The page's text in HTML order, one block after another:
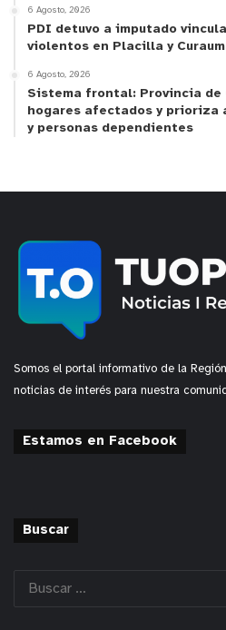
6 Agosto, 2026
PDI detuvo a imputado
violentos en Placilla y
6 Agosto, 2026
Sistema frontal: Provincia
hogares afectados y prioriza
y personas dependientes
Somos el portal informativo de la
noticias de interés para nuestra
Estamos en Facebook
Buscar